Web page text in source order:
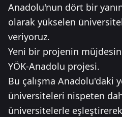
Anadolu'nun dört bir
olarak yükselen
veriyoruz.
Yeni bir projenin
YÖK-Anadolu projesi.
Bu çalışma Anadolu'daki
üniversiteleri nispeten
üniversitelerle